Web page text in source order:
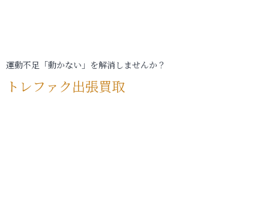
運動不足「動かない」を解消しませんか？
トレファク出張買取